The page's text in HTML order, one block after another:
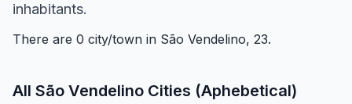
inhabitants.
There are 0 city/town in São Vendelino, 23.
All São Vendelino Cities (Aphebetical)